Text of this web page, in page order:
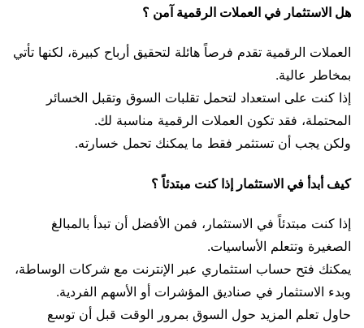
هل الاستثمار في العملات الرقمية آمن ؟
العملات الرقمية تقدم فرصاً هائلة لتحقيق أرباح كبيرة، لكنها تأتي
بمخاطر عالية.
إذا كنت على استعداد لتحمل تقلبات السوق وتقبل الخسائر
المحتملة، فقد تكون العملات الرقمية مناسبة لك.
ولكن يجب أن تستثمر فقط ما يمكنك تحمل خسارته.
كيف أبدأ في الاستثمار إذا كنت مبتدئاً ؟
إذا كنت مبتدئاً في الاستثمار، فمن الأفضل أن تبدأ بالمبالغ
الصغيرة وتتعلم الأساسيات.
يمكنك فتح حساب استثماري عبر الإنترنت مع شركات الوساطة،
وبدء الاستثمار في صناديق المؤشرات أو الأسهم الفردية.
حاول تعلم المزيد حول السوق بمرور الوقت قبل أن توسع